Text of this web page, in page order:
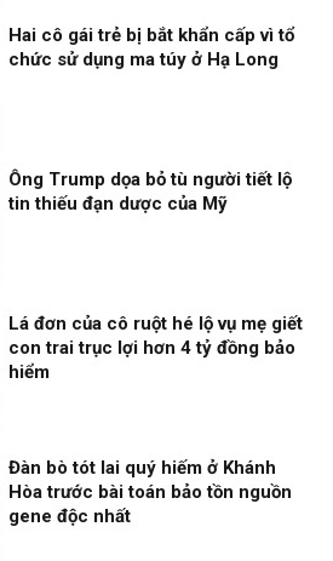
Hai cô gái trẻ bị bắt khẩn cấp vì tổ
chức sử dụng ma túy ở Hạ Long
Ông Trump dọa bỏ tù người tiết lộ
tin thiếu đạn dược của Mỹ
Lá đơn của cô ruột hé lộ vụ mẹ giết
con trai trục lợi hơn 4 tỷ đồng bảo
hiểm
Đàn bò tót lai quý hiếm ở Khánh
Hòa trước bài toán bảo tồn nguồn
gene độc nhất